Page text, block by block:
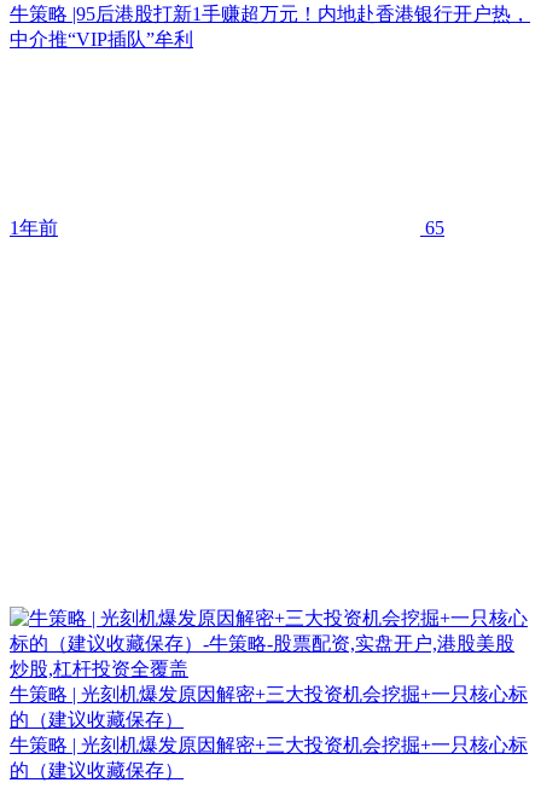
牛策略 |95后港股打新1手赚超万元！内地赴香港银行开户热，
中介推“VIP插队”牟利
1年前 65
牛策略 | 光刻机爆发原因解密+三大投资机会挖掘+一只核心标
的（建议收藏保存）
牛策略 | 光刻机爆发原因解密+三大投资机会挖掘+一只核心标
的（建议收藏保存）